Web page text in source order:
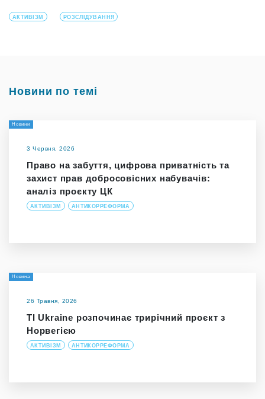
АКТИВІЗМ РОЗСЛІДУВАННЯ
Новини по темі
Новини
3 Червня, 2026
Право на забуття, цифрова приватність та
захист прав добросовісних набувачів:
аналіз проєкту ЦК
АКТИВІЗМ АНТИКОРРЕФОРМА
Новина
26 Травня, 2026
TI Ukraine розпочинає трирічний проєкт з
Норвегією
АКТИВІЗМ АНТИКОРРЕФОРМА